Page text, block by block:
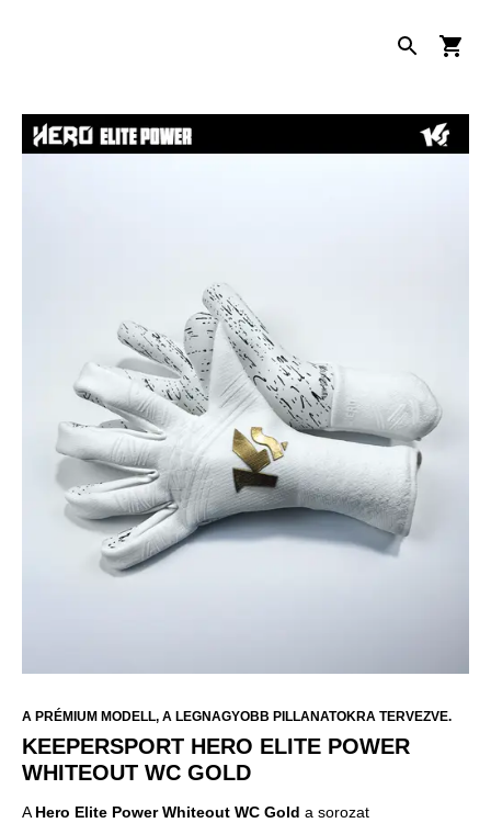
A PRÉMIUM MODELL, A LEGNAGYOBB PILLANATOKRA TERVEZVE.
KEEPERSPORT HERO ELITE POWER
WHITEOUT WC GOLD
A Hero Elite Power Whiteout WC Gold a sorozat